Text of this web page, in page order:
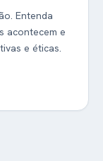
Entenda
acontecem e
e éticas.